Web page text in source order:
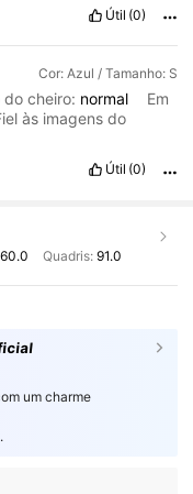
Útil (0)
Cor: Azul / Tamanho: S
do cheiro: normal
Em
às imagens do
Útil (0)
60.0 Quadris: 91.0
um charme